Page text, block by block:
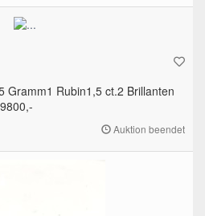
Gramm1 Rubin1,5 ct.2 Brillanten
Auktion beendet